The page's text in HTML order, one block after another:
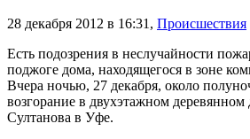
28 декабря 2012 в 16:31 , Происшествия
Есть подозрения в неслучайности
поджоге дома, находящегося в зоне
Вчера ночью, 27 декабря, около
возгорание в двухэтажном
Султанова в Уфе.